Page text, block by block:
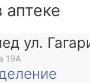
ул.
19А